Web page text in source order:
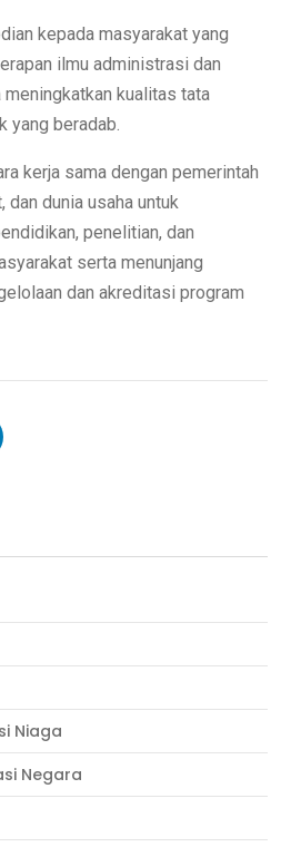
kepada masyarakat yang
ilmu administrasi dan
kualitas tata
yang beradab.
kerja sama dengan pemerintah
dunia usaha untuk
penelitian, dan
serta menunjang
dan akreditasi program
Niaga
Negara